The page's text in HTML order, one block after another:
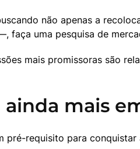
não apenas a
faça uma pesquisa de
mais promissoras são
ainda mais
pré-requisito para